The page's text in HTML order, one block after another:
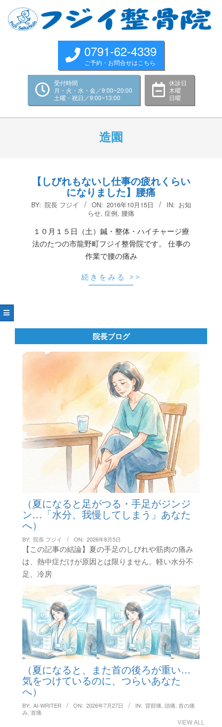
content
0791-62-4339
ご予約・お問合せはこちら
受付時間
月・火・水・金／9:00~20:00
土曜・祝日／9:00~13:00
休診日
木曜
日曜
造園
【しびれもないし仕事の疲れくらい
になりました】腰痛
2016-
BY: 院長 フジイ ON: 2016年10月15日 IN: お知
らせ, 症例, 腰痛
１０月１５日（土）鍼・整体・ハイチャージ療
法のたつの市龍野町フジイ整骨院です。 仕事の
作業で腰の痛み
続きをみる >>
院長ブログ
（夏になると足がつる・手足がジンジ
ン…「水分、我慢してしまう」あなた
へ）
BY: 院長 フジイ ON: 2026年8月5日
【この記事の結論】夏の手足のしびれや筋肉の痛み
は、熱中症だけが原因とは限りません。軽い水分不
足、冷房
（夏になると、また首の後ろが重い…
気をつけているのに、つらいあなた
へ）
BY: AI-WRITER ON: 2026年7月27日 IN: 背部痛, 頭痛, 首の痛
み, 首痛
VIEW ALL